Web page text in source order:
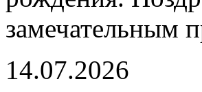
замечательным
14.07.2026